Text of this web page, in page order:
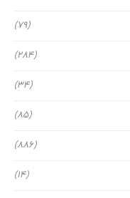
(79)
(284)
(34)
(85)
(886)
(14)